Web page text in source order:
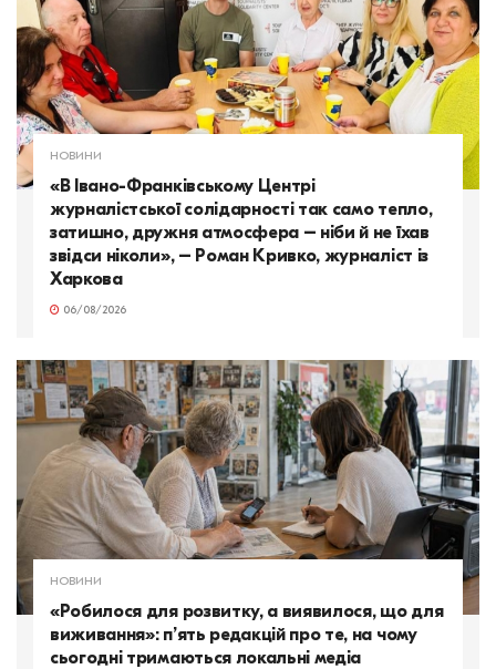
НОВИНИ
«В Івано-Франківському Центрі
журналістської солідарності так само тепло,
затишно, дружня атмосфера – ніби й не їхав
звідси ніколи», – Роман Кривко, журналіст із
Харкова
06/08/2026
НОВИНИ
«Робилося для розвитку, а виявилося, що для
виживання»: п’ять редакцій про те, на чому
сьогодні тримаються локальні медіа